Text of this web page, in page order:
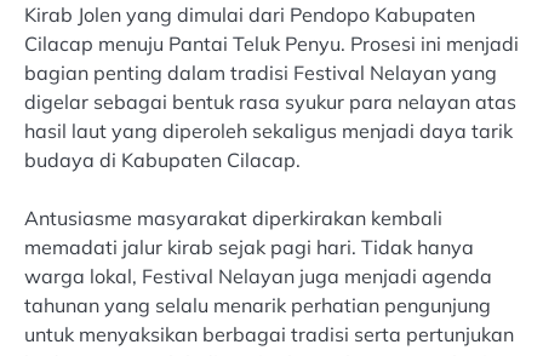
Kirab Jolen yang dimulai dari Pendopo Kabupaten
Cilacap menuju Pantai Teluk Penyu. Prosesi ini menjadi
bagian penting dalam tradisi Festival Nelayan yang
digelar sebagai bentuk rasa syukur para nelayan atas
hasil laut yang diperoleh sekaligus menjadi daya tarik
budaya di Kabupaten Cilacap.
Antusiasme masyarakat diperkirakan kembali
memadati jalur kirab sejak pagi hari. Tidak hanya
warga lokal, Festival Nelayan juga menjadi agenda
tahunan yang selalu menarik perhatian pengunjung
untuk menyaksikan berbagai tradisi serta pertunjukan